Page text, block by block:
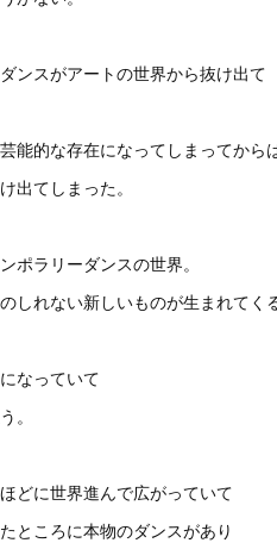
ンスがアートの世界から抜け出て
能的な存在になってしまってから
出てしまった。
ポラリーダンスの世界。
しれない新しいものが生まれてく
なっていて
。
どに世界進んで広がっていて
ところに本物のダンスがあり